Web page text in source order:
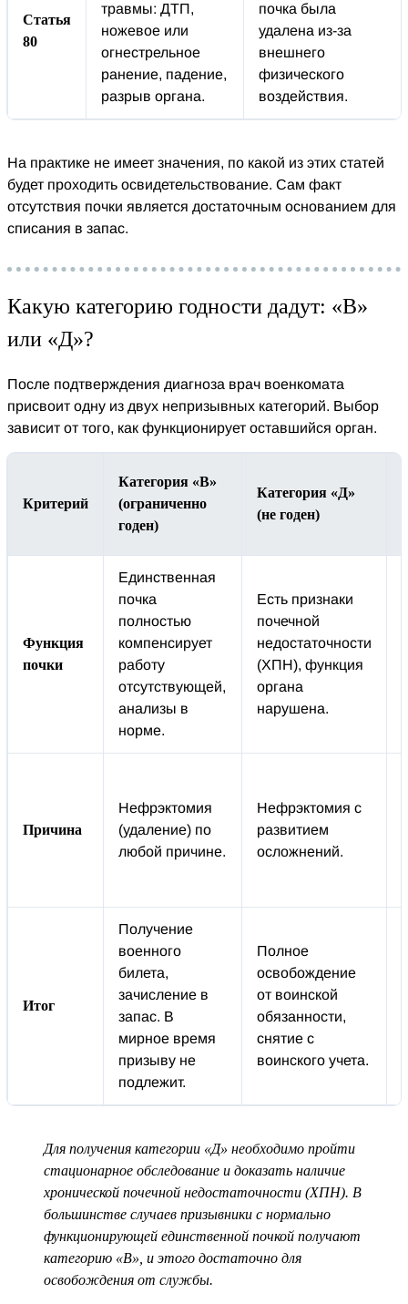
Статья
80
травмы: ДТП,
ножевое или
огнестрельное
ранение, падение,
разрыв органа.
почка была
удалена из-за
внешнего
физического
воздействия.
На практике не имеет значения, по какой из этих статей
будет проходить освидетельствование. Сам факт
отсутствия почки является достаточным основанием для
списания в запас.
Какую категорию годности дадут: «В»
или «Д»?
После подтверждения диагноза врач военкомата
присвоит одну из двух непризывных категорий. Выбор
зависит от того, как функционирует оставшийся орган.
Критерий
Категория «В»
(ограниченно
годен)
Категория «Д»
(не годен)
Функция
почки
Единственная
почка
полностью
компенсирует
работу
отсутствующей,
анализы в
норме.
Есть признаки
почечной
недостаточности
(ХПН), функция
органа
нарушена.
Причина
Нефрэктомия
(удаление) по
любой причине.
Нефрэктомия с
развитием
осложнений.
Итог
Получение
военного
билета,
зачисление в
запас. В
мирное время
призыву не
подлежит.
Полное
освобождение
от воинской
обязанности,
снятие с
воинского учета.
Для получения категории «Д» необходимо пройти
стационарное обследование и доказать наличие
хронической почечной недостаточности (ХПН). В
большинстве случаев призывники с нормально
функционирующей единственной почкой получают
категорию «В», и этого достаточно для
освобождения от службы.